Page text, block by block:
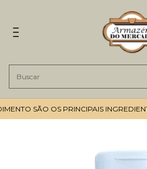
SÃO OS PRINCIPAIS